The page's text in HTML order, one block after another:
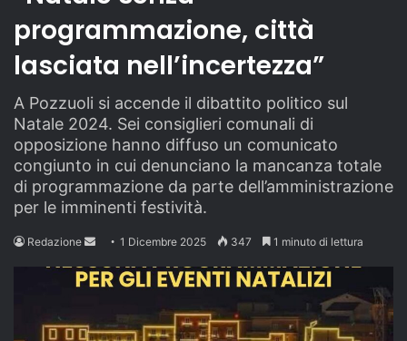
programmazione, città
lasciata nell’incertezza”
A Pozzuoli si accende il dibattito politico sul
Natale 2024. Sei consiglieri comunali di
opposizione hanno diffuso un comunicato
congiunto in cui denunciano la mancanza totale
di programmazione da parte dell’amministrazione
per le imminenti festività.
Redazione
Send
email
1 Dicembre 2025 347 1 minuto di lettura